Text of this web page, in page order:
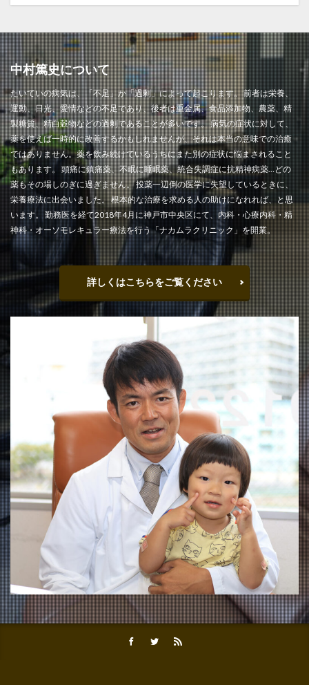
中村篤史について
たいていの病気は、「不足」か「過剰」によって起こります。 前者は栄養、
運動、日光、愛情などの不足であり、後者は重金属、食品添加物、農薬、精
製糖質、精白穀物などの過剰であることが多いです。 病気の症状に対して、
薬を使えば一時的に改善するかもしれませんが、それは本当の意味での治癒
ではありません。薬を飲み続けているうちにまた別の症状に悩まされること
もあります。 頭痛に鎮痛薬、不眠に睡眠薬、統合失調症に抗精神病薬…どの
薬もその場しのぎに過ぎません。 投薬一辺倒の医学に失望しているときに、
栄養療法に出会いました。 根本的な治療を求める人の助けになれれば、と思
います。 勤務医を経て2018年4月に神戸市中央区にて、内科・心療内科・精
神科・オーソモレキュラー療法を行う「ナカムラクリニック」を開業。
詳しくはこちらをご覧ください